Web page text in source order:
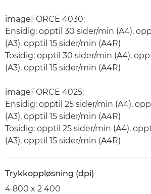
imageFORCE 4030:
Ensidig: opptil 30 sider/min (A4),
(A3), opptil 15 sider/min (A4R)
Tosidig: opptil 30 sider/min (A4),
(A3), opptil 15 sider/min (A4R)
imageFORCE 4025:
Ensidig: opptil 25 sider/min (A4),
(A3), opptil 15 sider/min (A4R)
Tosidig: opptil 25 sider/min (A4),
(A3), opptil 15 sider/min (A4R)
Trykkoppløsning (dpi)
4 800 x 2 400